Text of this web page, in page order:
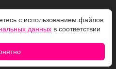
принадлежат
соблюдать
с использованием файлов
данных в соответствии